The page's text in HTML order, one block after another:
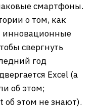
смартфоны.
о том, как
инновационные
свергнуть
год
Excel (а
об этом;
об этом не знают).